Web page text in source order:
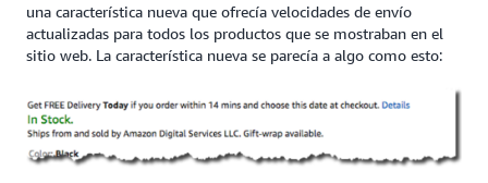
una característica nueva que ofrecía velocidades de envío
actualizadas para todos los productos que se mostraban en el
sitio web. La característica nueva se parecía a algo como esto: